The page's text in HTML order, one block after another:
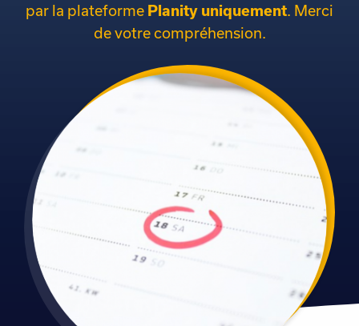
par la plateforme Planity uniquement. Merci
de votre compréhension.